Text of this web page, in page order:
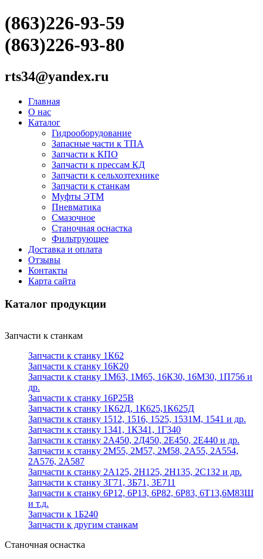
(863)226-93-59
(863)226-93-80
rts34@yandex.ru
Главная
О нас
Каталог
Гидрооборудование
Запасные части к ТПА
Запчасти к КПО
Запчасти к прессам КД
Запчасти к сельхозтехнике
Запчасти к станкам
Муфты ЭТМ
Пневматика
Смазочное
Станочная оснастка
Фильтрующее
Доставка и оплата
Отзывы
Контакты
Карта сайта
Каталог продукции
Запчасти к станкам
Запчасти к станку 1К62
Запчасти к станку 16К20
Запчасти к станку 1М63, 1М65, 16К30, 16М30, 1П756 и
др.
Запчасти к станку 16Р25В
Запчасти к станку 1К62Д, 1К625,1К625Д
Запчасти к станку 1512, 1516, 1525, 1531М, 1541 и др.
Запчасти к станку 1341, 1К341, 1Г340
Запчасти к станку 2А450, 2Д450, 2Е450, 2Е440 и др.
Запчасти к станку 2М55, 2М57, 2М58, 2А55, 2А554,
2А576, 2А587
Запчасти к станку 2А125, 2Н125, 2Н135, 2С132 и др.
Запчасти к станку 3Г71, 3Б71, 3Е711
Запчасти к станку 6Р12, 6Р13, 6Р82, 6Р83, 6Т13,6М83Ш
и т.д.
Запчасти к 1Б240
Запчасти к другим станкам
Станочная оснастка